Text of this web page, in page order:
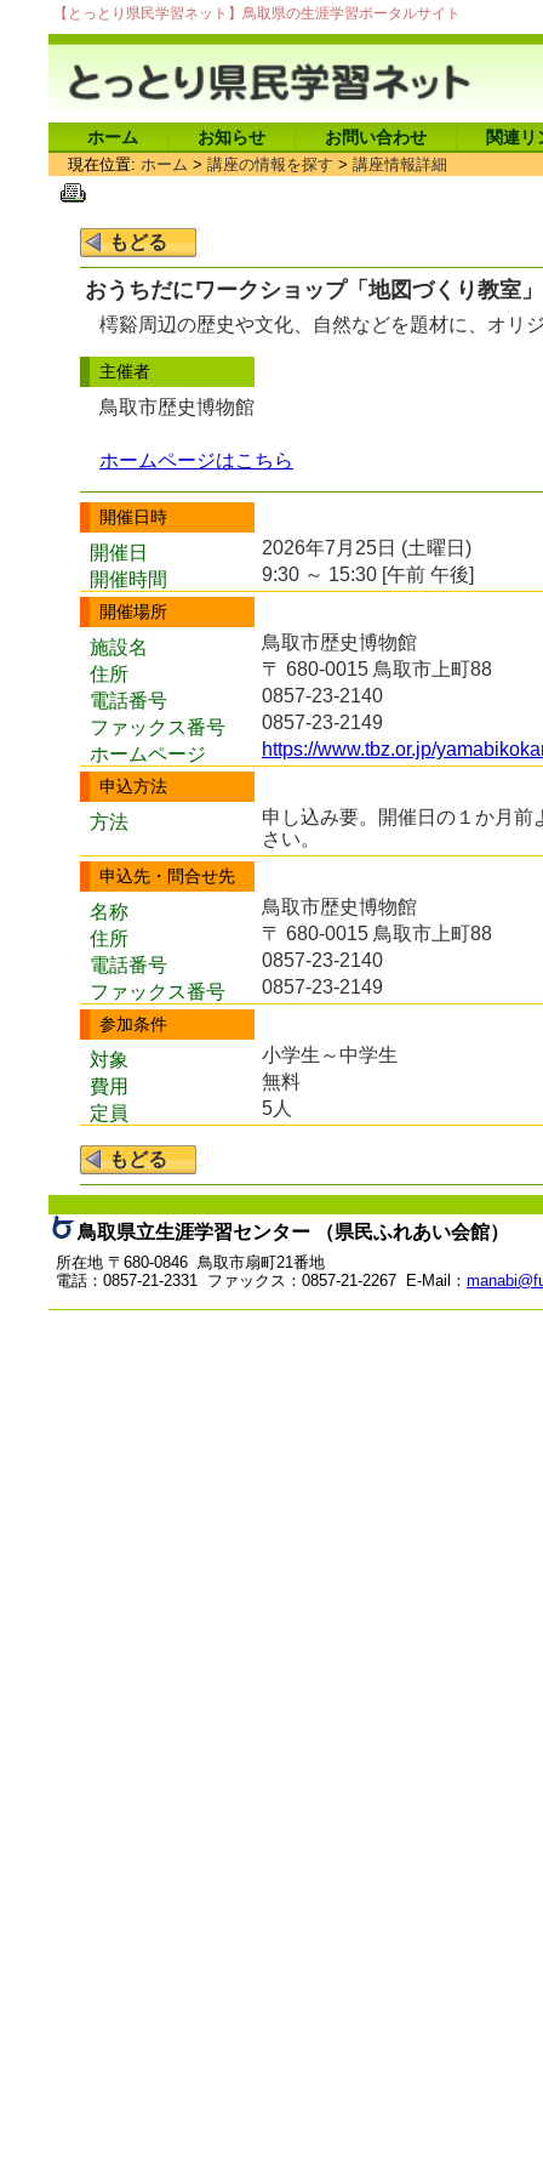
【とっとり県民学習ネット】鳥取県の生涯学習ポータルサイト
ホーム お知らせ お問い合わせ 関連リ
現在位置: ホーム > 講座の情報を探す > 講座情報詳細
おうちだにワークショップ「地図づくり教室」
樗谿周辺の歴史や文化、自然などを題材に、オリ
主催者
鳥取市歴史博物館
ホームページはこちら
開催日時
開催日
2026年7月25日 (土曜日)
開催時間
9:30 ～ 15:30 [午前 午後]
開催場所
施設名
鳥取市歴史博物館
住所
〒 680-0015 鳥取市上町88
電話番号
0857-23-2140
ファックス番号
0857-23-2149
ホームページ
https://www.tbz.or.jp/
申込方法
方法
申し込み要。開催日の１か月
さい。
申込先・問合せ先
名称
鳥取市歴史博物館
住所
〒 680-0015 鳥取市上町88
電話番号
0857-23-2140
ファックス番号
0857-23-2149
参加条件
対象
小学生～中学生
費用
無料
定員
5人
鳥取県立生涯学習センター （県民ふれあい会館）
所在地 〒680-0846 鳥取市扇町21番地
電話：0857-21-2331 ファックス：0857-21-2267 E-Mail：